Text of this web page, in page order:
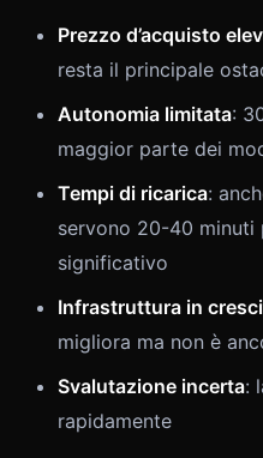
Prezzo d’acquisto
resta il principale
Autonomia limitata:
maggior parte dei
Tempi di ricarica:
servono 20-40 minuti
significativo
Infrastruttura in
migliora ma non è
Svalutazione incerta:
rapidamente